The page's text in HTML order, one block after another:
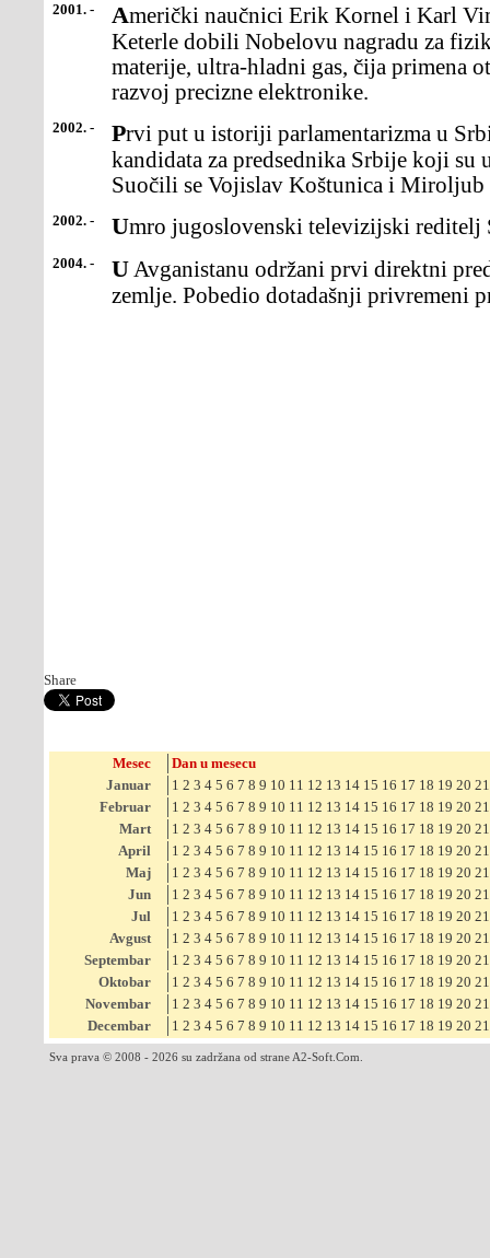
2001. - Američki naučnici Erik Kornel i Karl Vimen i Nemac Volfgang
Keterle dobili Nobelovu nagradu za
materije, ultra-hladni gas, čija primena
razvoj precizne elektronike.
2002. - Prvi put u istoriji parlamentarizma u Srbiji održan TV duel
kandidata za predsednika Srbije koji
Suočili se Vojislav Koštunica i Miroljub
2002. - Umro jugoslovenski televizijski reditelj
2004. - U Avganistanu održani prvi direktni predsednički izbori u istoriji te
zemlje. Pobedio dotadašnji privremeni
Share
Mesec
Dan u mesecu
Januar
1 2 3 4 5 6 7 8 9 10 11 12 13 14 15 16 17 18 19 20 21
Februar
1 2 3 4 5 6 7 8 9 10 11 12 13 14 15 16 17 18 19 20 21
Mart
1 2 3 4 5 6 7 8 9 10 11 12 13 14 15 16 17 18 19 20 21
April
1 2 3 4 5 6 7 8 9 10 11 12 13 14 15 16 17 18 19 20 21
Maj
1 2 3 4 5 6 7 8 9 10 11 12 13 14 15 16 17 18 19 20 21
Jun
1 2 3 4 5 6 7 8 9 10 11 12 13 14 15 16 17 18 19 20 21
Jul
1 2 3 4 5 6 7 8 9 10 11 12 13 14 15 16 17 18 19 20 21
Avgust
1 2 3 4 5 6 7 8 9 10 11 12 13 14 15 16 17 18 19 20 21
Septembar
1 2 3 4 5 6 7 8 9 10 11 12 13 14 15 16 17 18 19 20 21
Oktobar
1 2 3 4 5 6 7 8 9 10 11 12 13 14 15 16 17 18 19 20 21
Novembar
1 2 3 4 5 6 7 8 9 10 11 12 13 14 15 16 17 18 19 20 21
Decembar
1 2 3 4 5 6 7 8 9 10 11 12 13 14 15 16 17 18 19 20 21
Sva prava © 2008 - 2026 su zadržana od strane A2-Soft.Com.